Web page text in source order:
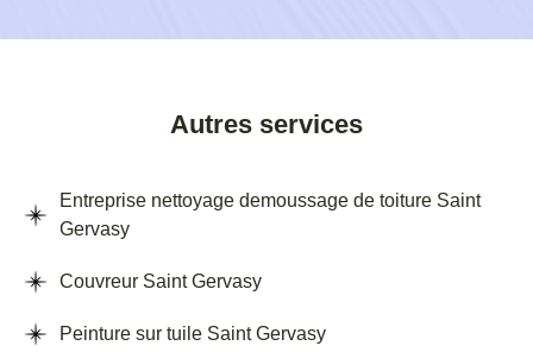
Autres services
Entreprise nettoyage demoussage de toiture Saint
Gervasy
Couvreur Saint Gervasy
Peinture sur tuile Saint Gervasy